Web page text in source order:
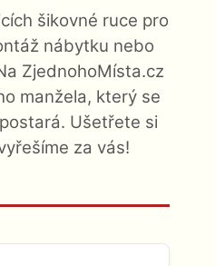
šikovné ruce pro
nábytku nebo
ZjednohoMísta.cz
manžela, který se
Ušetřete si
za vás!